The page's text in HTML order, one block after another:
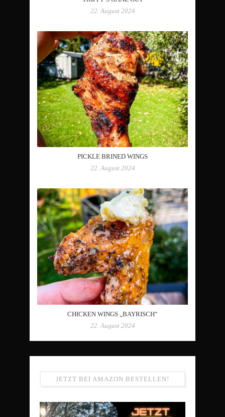
22. August 2024
PICKLE BRINED WINGS
22. August 2024
CHICKEN WINGS „BAYRISCH“
22. August 2024
JETZT BEI AMAZON BESTELLEN!